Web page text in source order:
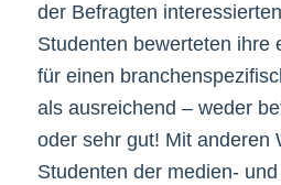
der Befragten
Studenten bewerteten ihre
für einen
als ausreichend – weder
oder sehr gut! Mit anderen
Studenten der medien- und